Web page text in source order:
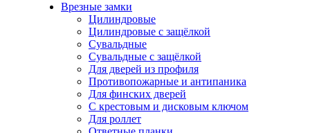
Врезные замки
Цилиндровые
Цилиндровые с защёлкой
Сувальдные
Сувальдные с защёлкой
Для дверей из профиля
Противопожарные и антипаника
Для финских дверей
С крестовым и дисковым ключом
Для роллет